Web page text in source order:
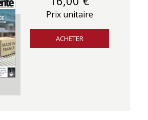
Prix unitaire
ACHETER